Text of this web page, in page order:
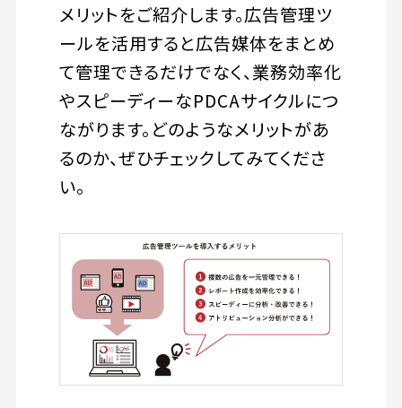
メリットをご紹介します。広告管理ツ
ールを活用すると広告媒体をまとめ
て管理できるだけでなく、業務効率化
やスピーディーなPDCAサイクルにつ
ながります。どのようなメリットがあ
るのか、ぜひチェックしてみてくださ
い。